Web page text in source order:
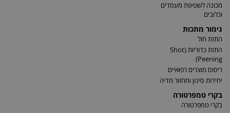
מכונה לשטיפת מעמדים
וכלובים
גימור מתכות
התזת חול
התזת כדוריות (Shot
Peening)
ריסוס מוצרים רפואיים
יחידות סינון ומחזור מדיה
בקרי טמפרטורה
בקרי טמפרטורה